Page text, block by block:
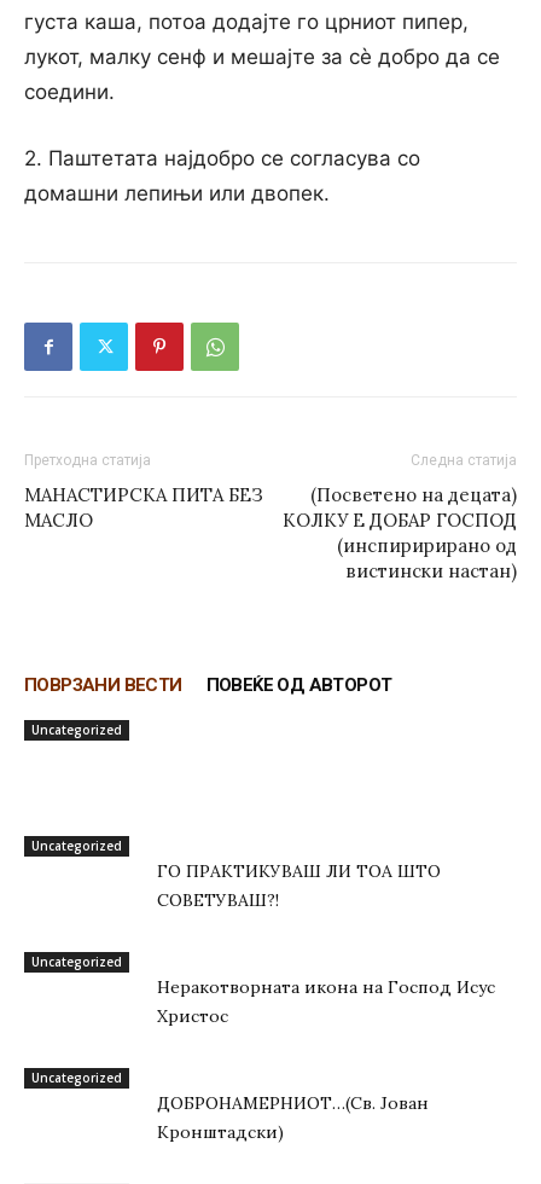
густа каша, потоа додајте го црниот пипер,
лукот, малку сенф и мешајте за сè добро да се
соедини.
2. Паштетата најдобро се согласува со
домашни лепињи или двопек.
Претходна статија
МАНАСТИРСКА ПИТА БЕЗ
МАСЛО
Следна статија
(Посветено на децата)
КОЛКУ Е ДОБАР ГОСПОД
(инспиририрано од
вистински настан)
ПОВРЗАНИ ВЕСТИ ПОВЕЌЕ ОД АВТОРОТ
Uncategorized
Uncategorized
ГО ПРАКТИКУВАШ ЛИ ТОА ШТО
СОВЕТУВАШ?!
Uncategorized
Неракотворната икона на Господ Исус
Христос
Uncategorized
ДОБРОНАМЕРНИОТ…(Св. Јован
Кронштадски)